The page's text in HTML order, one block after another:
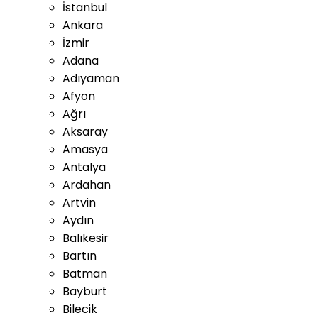
İstanbul
Ankara
İzmir
Adana
Adıyaman
Afyon
Ağrı
Aksaray
Amasya
Antalya
Ardahan
Artvin
Aydın
Balıkesir
Bartın
Batman
Bayburt
Bilecik